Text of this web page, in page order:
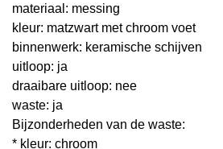
materiaal: messing
kleur: matzwart met chroom voet
binnenwerk: keramische schijven
uitloop: ja
draaibare uitloop: nee
waste: ja
Bijzonderheden van de waste:
* kleur: chroom